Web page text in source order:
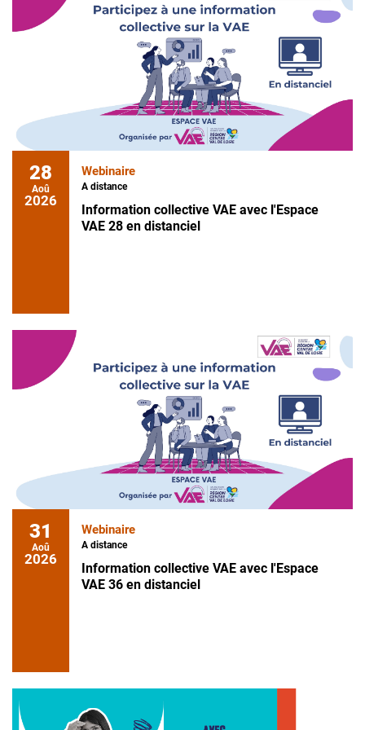
28
Aoû
2026
Webinaire
A distance
Information collective VAE avec l'Espace
VAE 28 en distanciel
31
Aoû
2026
Webinaire
A distance
Information collective VAE avec l'Espace
VAE 36 en distanciel